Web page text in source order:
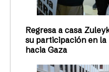
Regresa a casa
su participación en
hacia Gaza